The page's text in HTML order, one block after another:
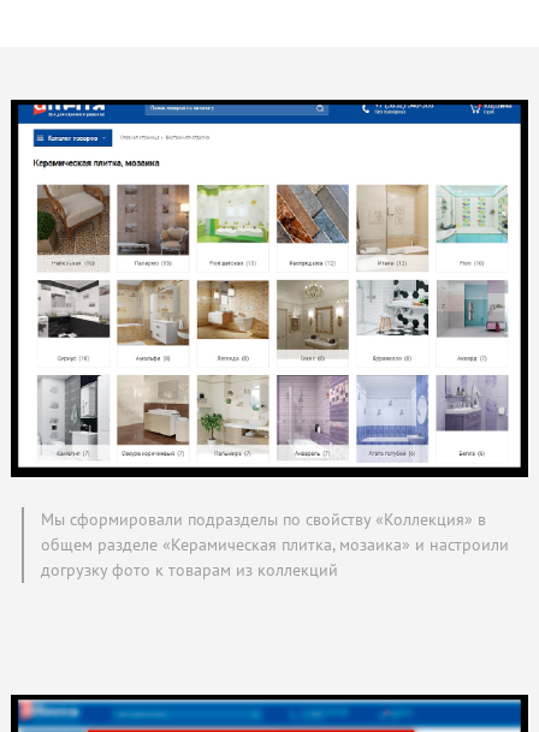
Мы сформировали подразделы по свойству «Коллекция» в
общем разделе «Керамическая плитка, мозаика» и настроили
догрузку фото к товарам из коллекций